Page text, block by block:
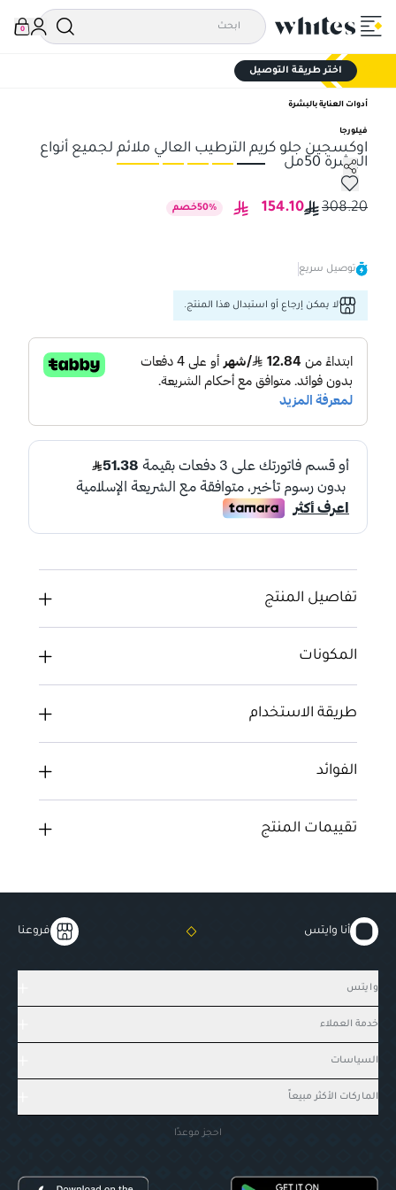
0
اختر طريقة التوصيل
أدوات العناية بالبشرة
فيلورجا
اوكسجين جلو كريم الترطيب العالي ملائم لجميع أنواع
البشرة 50مل
اوكسجين جلو كريم الترطيب العالي ملائم لجميع أنواع البشرة 50مل
308.20
154.10
50% خصم
توصيل سريع
لا يمكن إرجاع أو استبدال هذا المنتج.
تفاصيل المنتج
المكونات
طريقة الاستخدام
الفوائد
تقييمات المنتج
أنا وايتس فروعنا
وايتس
خدمة العملاء
السياسات
الماركات الأكثر مبيعاً
احجز موعدًا